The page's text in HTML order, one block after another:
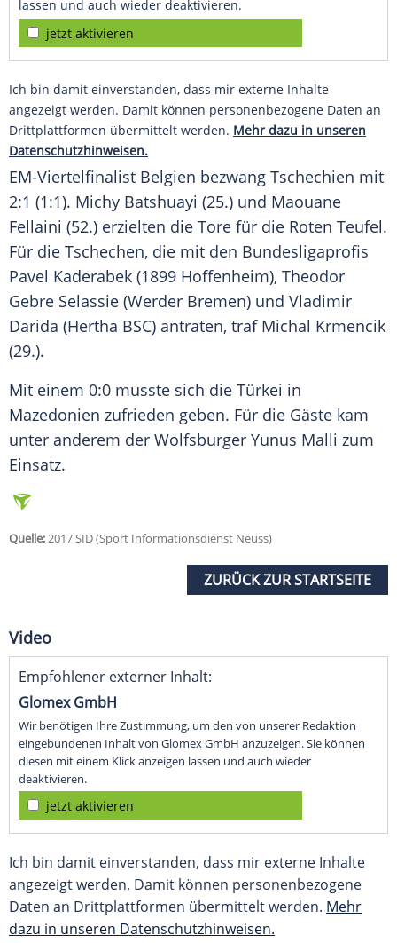
lassen und auch wieder deaktivieren.
jetzt aktivieren
Ich bin damit einverstanden, dass mir externe Inhalte
angezeigt werden. Damit können personenbezogene Daten an
Drittplattformen übermittelt werden. Mehr dazu in unseren
Datenschutzhinweisen.
EM-Viertelfinalist Belgien bezwang Tschechien mit
2:1 (1:1). Michy Batshuayi (25.) und Maouane
Fellaini (52.) erzielten die Tore für die Roten Teufel.
Für die Tschechen, die mit den Bundesligaprofis
Pavel Kaderabek (1899 Hoffenheim), Theodor
Gebre Selassie (Werder Bremen) und Vladimir
Darida (Hertha BSC) antraten, traf Michal Krmencik
(29.).
Mit einem 0:0 musste sich die Türkei in
Mazedonien zufrieden geben. Für die Gäste kam
unter anderem der Wolfsburger Yunus Malli zum
Einsatz.
Quelle:2017 SID (Sport Informationsdienst Neuss)
ZURÜCK ZUR STARTSEITE
Video
Empfohlener externer Inhalt:
Glomex GmbH
Wir benötigen Ihre Zustimmung, um den von unserer Redaktion
eingebundenen Inhalt von Glomex GmbH anzuzeigen. Sie können
diesen mit einem Klick anzeigen lassen und auch wieder
deaktivieren.
jetzt aktivieren
Ich bin damit einverstanden, dass mir externe Inhalte
angezeigt werden. Damit können personenbezogene
Daten an Drittplattformen übermittelt werden. Mehr
dazu in unseren Datenschutzhinweisen.